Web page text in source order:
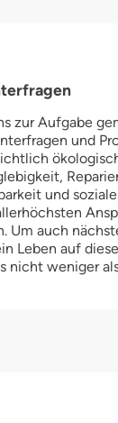
zur Aufgabe
und
und
Um auch
Leben auf
nicht weniger